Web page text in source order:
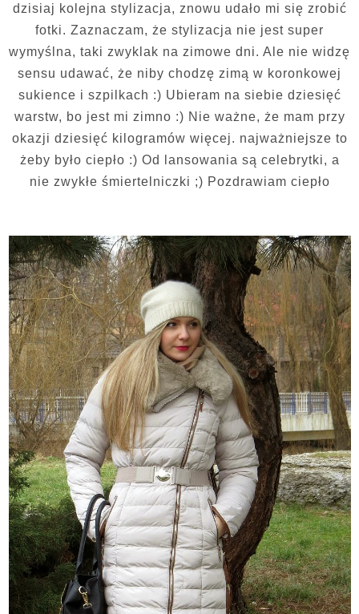
dzisiaj kolejna stylizacja, znowu udało mi się zrobić
fotki. Zaznaczam, że stylizacja nie jest super
wymyślna, taki zwyklak na zimowe dni. Ale nie widzę
sensu udawać, że niby chodzę zimą w koronkowej
sukience i szpilkach :) Ubieram na siebie dziesięć
warstw, bo jest mi zimno :) Nie ważne, że mam przy
okazji dziesięć kilogramów więcej. najważniejsze to
żeby było ciepło :) Od lansowania są celebrytki, a
nie zwykłe śmiertelniczki ;) Pozdrawiam ciepło